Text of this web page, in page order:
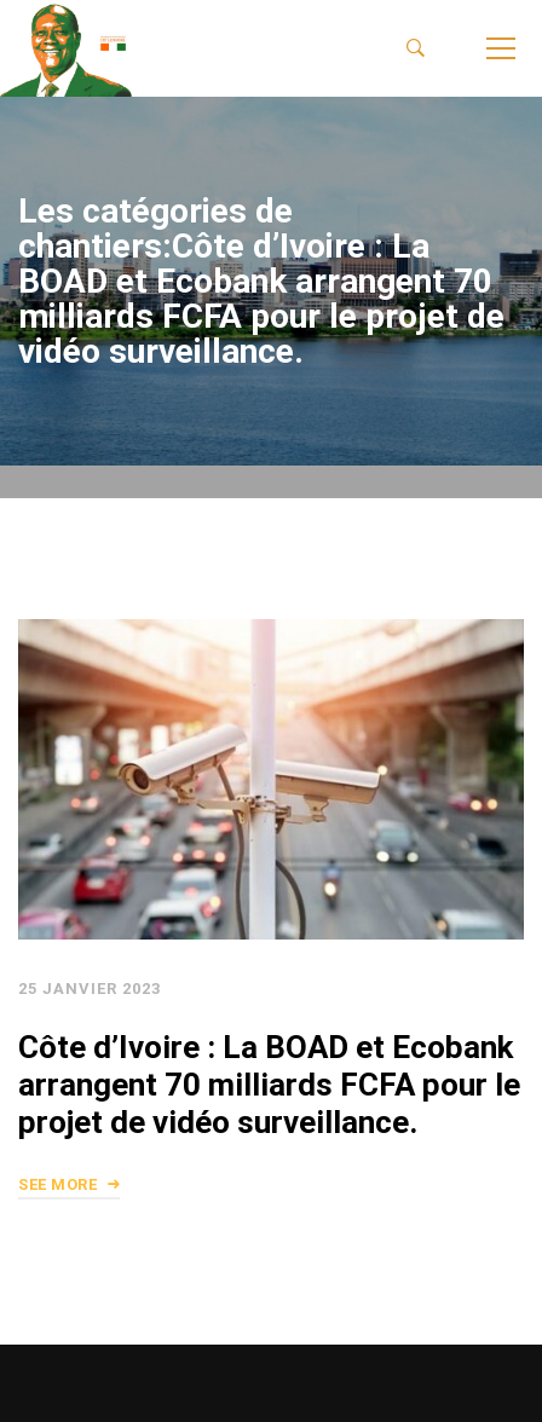
Les catégories de
chantiers:Côte d’Ivoire : La
BOAD et Ecobank arrangent 70
milliards FCFA pour le projet de
vidéo surveillance.
25 JANVIER 2023
Côte d’Ivoire : La BOAD et Ecobank
arrangent 70 milliards FCFA pour le
projet de vidéo surveillance.
SEE MORE